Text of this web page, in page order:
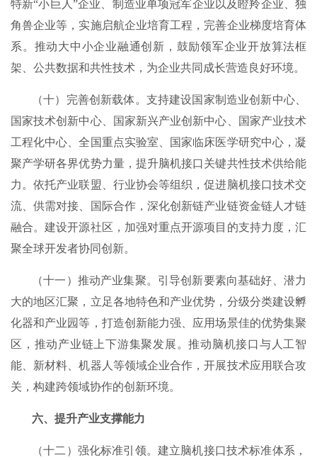
特新“小巨人”企业、制造业单项冠军企业以及瞪羚企业、独
角兽企业等，实施启航企业培育工程，完善企业梯度培育体
系。推动大中小企业融通创新，鼓励领军企业开放算法框
架、公共数据和共性技术，为企业共同成长营造良好环境。
（十）完善创新载体。支持建设国家制造业创新中心、
国家技术创新中心、国家新兴产业创新中心、国家产业技术
工程化中心、全国重点实验室、国家临床医学研究中心，凝
聚产学研各界优势力量，提升脑机接口关键共性技术供给能
力。依托产业联盟、行业协会等组织，促进脑机接口技术交
流、供需对接、国际合作，深化创新链产业链资金链人才链
融合。建设开源社区，加强对重点开源项目的支持力度，汇
聚全球开发者协同创新。
（十一）推动产业集聚。引导创新要素向基础好、潜力
大的地区汇聚，立足各地特色和产业优势，分级分类建设孵
化器和产业园等，打造创新能力强、应用场景佳的优势集聚
区，推动产业链上下游集聚发展。推动脑机接口与人工智
能、新材料、机器人等领域企业合作，开展技术应用联合攻
关，构建跨领域协作的创新环境。
六、提升产业支撑能力
（十二）强化标准引领。建立脑机接口技术标准体系，